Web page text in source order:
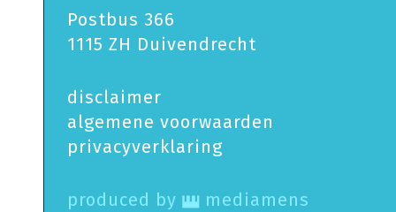
Postbus 366
1115 ZH Duivendrecht
disclaimer
algemene voorwaarden
privacy­verklaring
produced by mediamens